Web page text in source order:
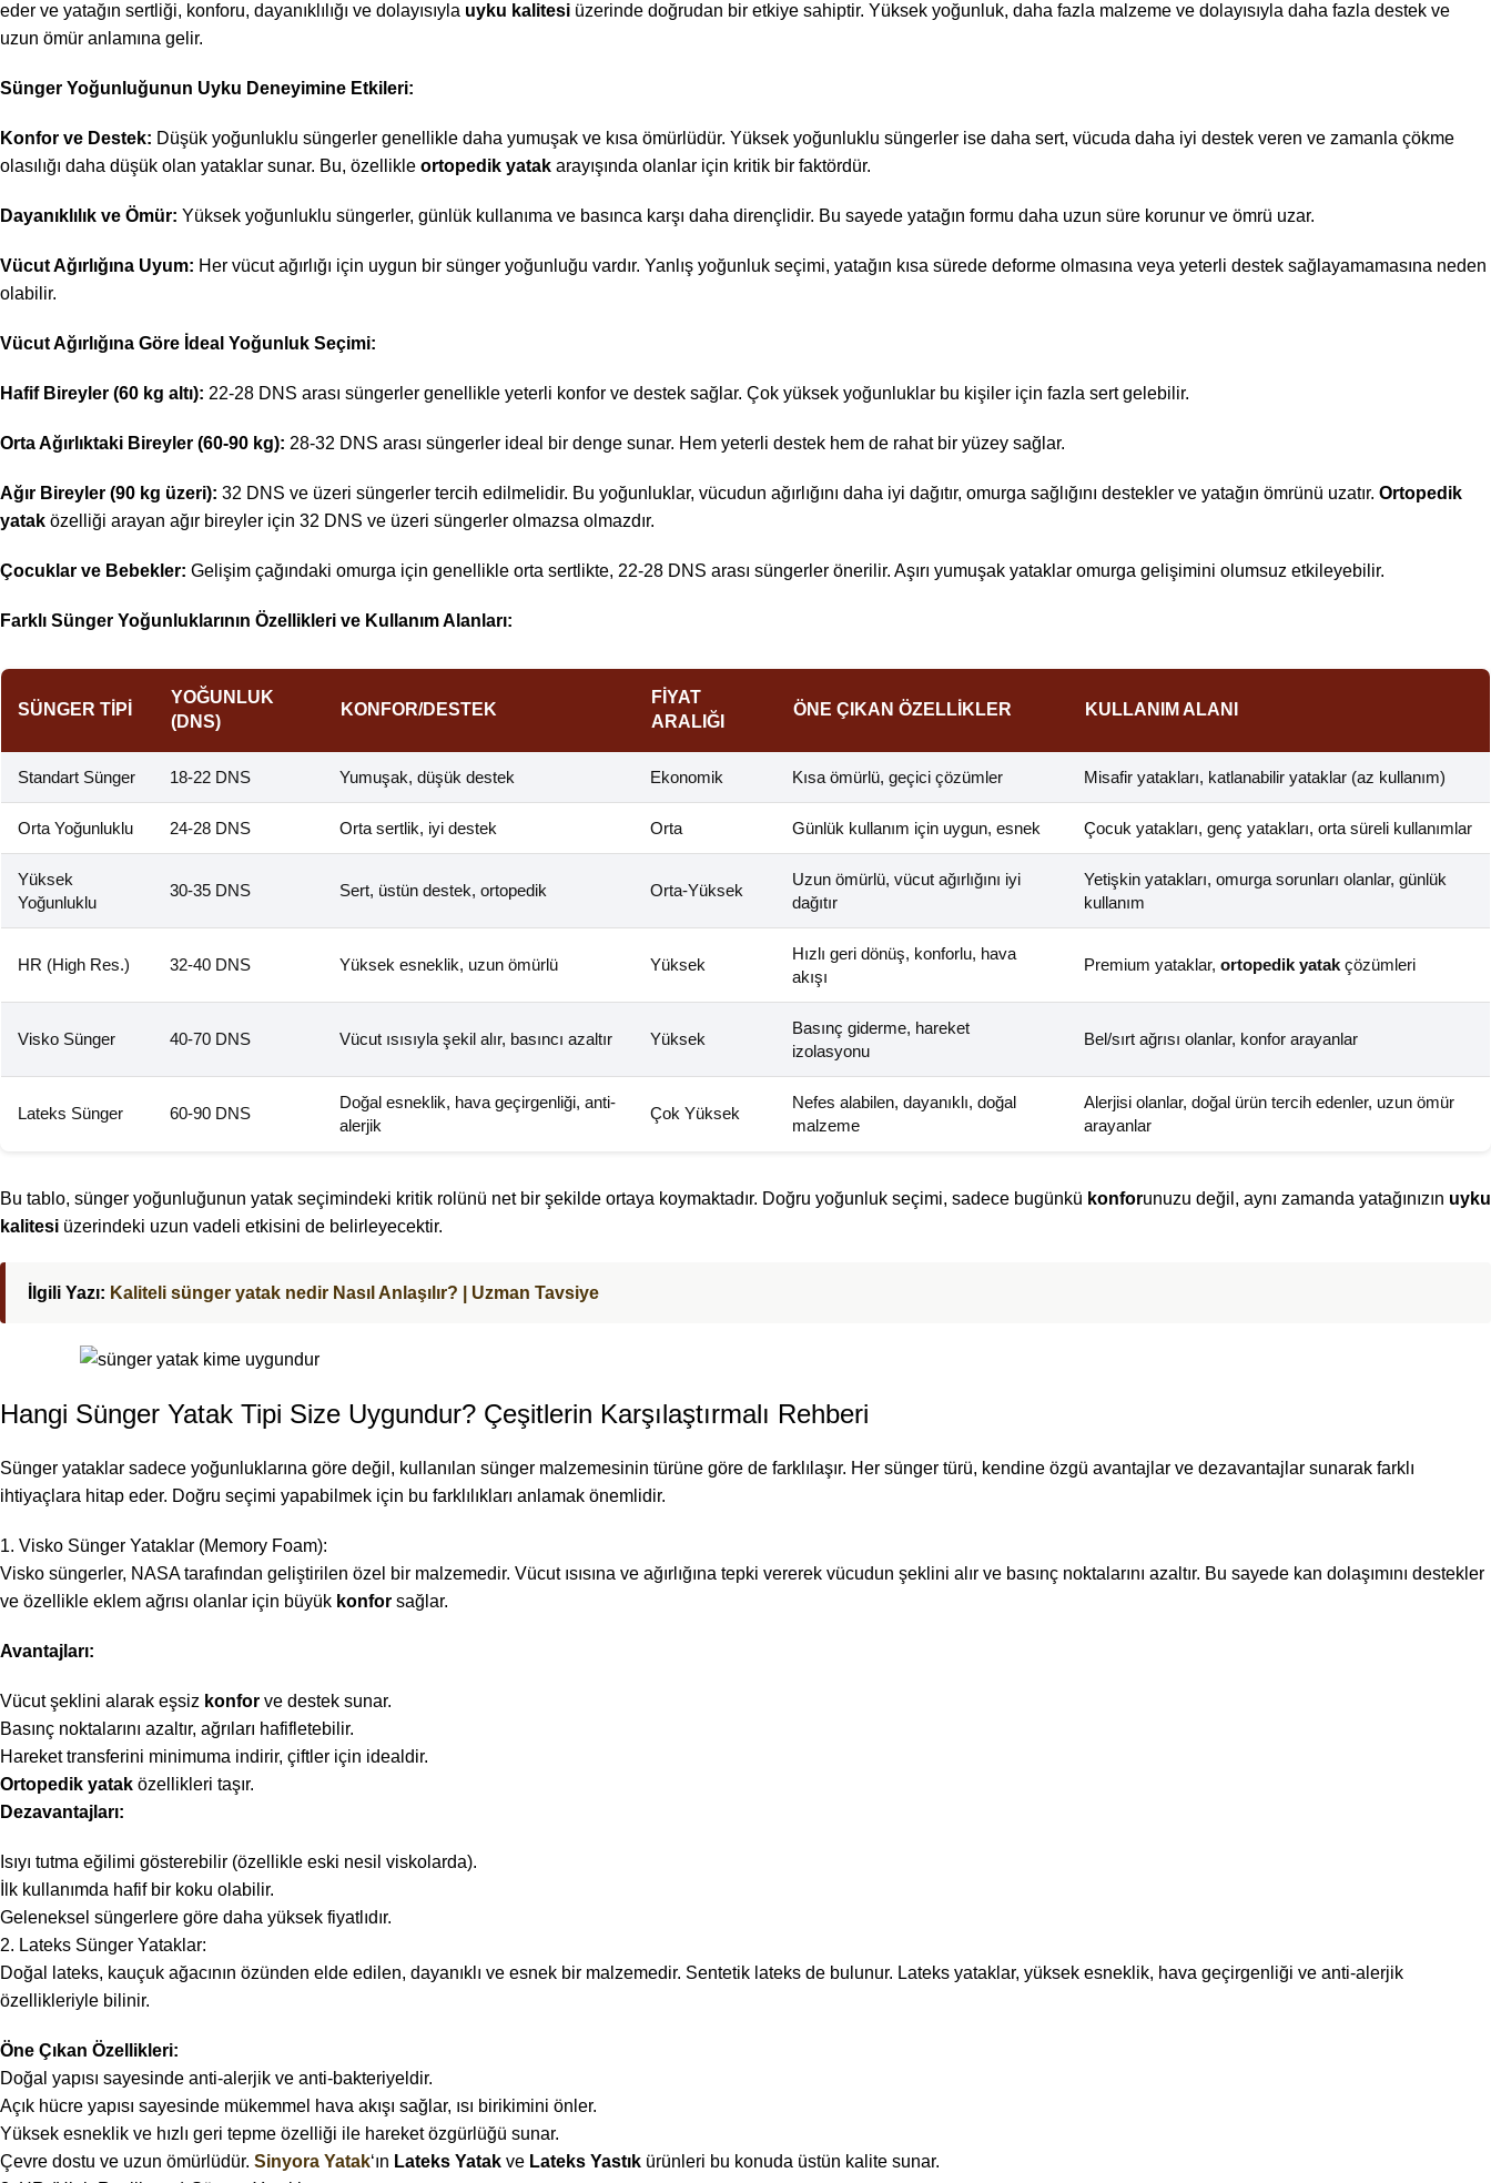
eder ve yatağın sertliği, konforu, dayanıklılığı ve dolayısıyla uyku kalitesi üzerinde doğrudan bir etkiye sahiptir. Yüksek yoğunluk, daha fazla malzeme ve dolayısıyla daha fazla destek ve
uzun ömür anlamına gelir.
Sünger Yoğunluğunun Uyku Deneyimine Etkileri:
Konfor ve Destek: Düşük yoğunluklu süngerler genellikle daha yumuşak ve kısa ömürlüdür. Yüksek yoğunluklu süngerler ise daha sert, vücuda daha iyi destek veren ve zamanla çökme
olasılığı daha düşük olan yataklar sunar. Bu, özellikle ortopedik yatak arayışında olanlar için kritik bir faktördür.
Dayanıklılık ve Ömür: Yüksek yoğunluklu süngerler, günlük kullanıma ve basınca karşı daha dirençlidir. Bu sayede yatağın formu daha uzun süre korunur ve ömrü uzar.
Vücut Ağırlığına Uyum: Her vücut ağırlığı için uygun bir sünger yoğunluğu vardır. Yanlış yoğunluk seçimi, yatağın kısa sürede deforme olmasına veya yeterli destek sağlayamamasına neden
olabilir.
Vücut Ağırlığına Göre İdeal Yoğunluk Seçimi:
Hafif Bireyler (60 kg altı): 22-28 DNS arası süngerler genellikle yeterli konfor ve destek sağlar. Çok yüksek yoğunluklar bu kişiler için fazla sert gelebilir.
Orta Ağırlıktaki Bireyler (60-90 kg): 28-32 DNS arası süngerler ideal bir denge sunar. Hem yeterli destek hem de rahat bir yüzey sağlar.
Ağır Bireyler (90 kg üzeri): 32 DNS ve üzeri süngerler tercih edilmelidir. Bu yoğunluklar, vücudun ağırlığını daha iyi dağıtır, omurga sağlığını destekler ve yatağın ömrünü uzatır. Ortopedik
yatak özelliği arayan ağır bireyler için 32 DNS ve üzeri süngerler olmazsa olmazdır.
Çocuklar ve Bebekler: Gelişim çağındaki omurga için genellikle orta sertlikte, 22-28 DNS arası süngerler önerilir. Aşırı yumuşak yataklar omurga gelişimini olumsuz etkileyebilir.
Farklı Sünger Yoğunluklarının Özellikleri ve Kullanım Alanları:
SÜNGER TIPI
YOĞUNLUK
(DNS)
KONFOR/DESTEK
FIYAT
ARALIĞI
ÖNE ÇIKAN ÖZELLIKLER KULLANIM ALANI
Standart Sünger 18-22 DNS Yumuşak, düşük destek Ekonomik Kısa ömürlü, geçici çözümler Misafir yatakları, katlanabilir yataklar (az kullanım)
Orta Yoğunluklu 24-28 DNS Orta sertlik, iyi destek Orta Günlük kullanım için uygun, esnek Çocuk yatakları, genç yatakları, orta süreli kullanımlar
Yüksek
Yoğunluklu
30-35 DNS Sert, üstün destek, ortopedik Orta-Yüksek
Uzun ömürlü, vücut ağırlığını iyi
dağıtır
Yetişkin yatakları, omurga sorunları olanlar, günlük
kullanım
HR (High Res.) 32-40 DNS Yüksek esneklik, uzun ömürlü Yüksek
Hızlı geri dönüş, konforlu, hava
akışı
Premium yataklar, ortopedik yatak çözümleri
Visko Sünger 40-70 DNS Vücut ısısıyla şekil alır, basıncı azaltır Yüksek
Basınç giderme, hareket
izolasyonu
Bel/sırt ağrısı olanlar, konfor arayanlar
Lateks Sünger 60-90 DNS
Doğal esneklik, hava geçirgenliği, anti-
alerjik
Çok Yüksek
Nefes alabilen, dayanıklı, doğal
malzeme
Alerjisi olanlar, doğal ürün tercih edenler, uzun ömür
arayanlar
Bu tablo, sünger yoğunluğunun yatak seçimindeki kritik rolünü net bir şekilde ortaya koymaktadır. Doğru yoğunluk seçimi, sadece bugünkü konforunuzu değil, aynı zamanda yatağınızın uyku
kalitesi üzerindeki uzun vadeli etkisini de belirleyecektir.
İlgili Yazı: Kaliteli sünger yatak nedir Nasıl Anlaşılır? | Uzman Tavsiye
Hangi Sünger Yatak Tipi Size Uygundur? Çeşitlerin Karşılaştırmalı Rehberi
Sünger yataklar sadece yoğunluklarına göre değil, kullanılan sünger malzemesinin türüne göre de farklılaşır. Her sünger türü, kendine özgü avantajlar ve dezavantajlar sunarak farklı
ihtiyaçlara hitap eder. Doğru seçimi yapabilmek için bu farklılıkları anlamak önemlidir.
1. Visko Sünger Yataklar (Memory Foam):
Visko süngerler, NASA tarafından geliştirilen özel bir malzemedir. Vücut ısısına ve ağırlığına tepki vererek vücudun şeklini alır ve basınç noktalarını azaltır. Bu sayede kan dolaşımını destekler
ve özellikle eklem ağrısı olanlar için büyük konfor sağlar.
Avantajları:
Vücut şeklini alarak eşsiz konfor ve destek sunar.
Basınç noktalarını azaltır, ağrıları hafifletebilir.
Hareket transferini minimuma indirir, çiftler için idealdir.
Ortopedik yatak özellikleri taşır.
Dezavantajları:
Isıyı tutma eğilimi gösterebilir (özellikle eski nesil viskolarda).
İlk kullanımda hafif bir koku olabilir.
Geleneksel süngerlere göre daha yüksek fiyatlıdır.
2. Lateks Sünger Yataklar:
Doğal lateks, kauçuk ağacının özünden elde edilen, dayanıklı ve esnek bir malzemedir. Sentetik lateks de bulunur. Lateks yataklar, yüksek esneklik, hava geçirgenliği ve anti-alerjik
özellikleriyle bilinir.
Öne Çıkan Özellikleri:
Doğal yapısı sayesinde anti-alerjik ve anti-bakteriyeldir.
Açık hücre yapısı sayesinde mükemmel hava akışı sağlar, ısı birikimini önler.
Yüksek esneklik ve hızlı geri tepme özelliği ile hareket özgürlüğü sunar.
Çevre dostu ve uzun ömürlüdür. Sinyora Yatak‘ın Lateks Yatak ve Lateks Yastık ürünleri bu konuda üstün kalite sunar.